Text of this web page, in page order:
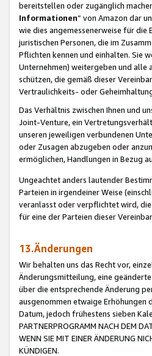
bereitstellen oder zugänglich
Informationen“ von Amazon dar
wie dies angemessenerweise für
juristischen Personen, die im
Pflichten kennen und einhalten. Sie
Unternehmen) weitergeben und alle
schützen, die gemäß dieser
Vertraulichkeits- oder
Das Verhältnis zwischen Ihnen und
Joint-Venture, ein
unseren jeweiligen verbundenen
oder Zusagen abzugeben oder
ermöglichen, Handlungen in Bezug
Ungeachtet anders lautender
Parteien in irgendeiner Weise
veranlasst oder verpflichtet wird,
für eine der Parteien dieser
13.Änderungen
Wir behalten uns das Recht vor,
Änderungsmitteilung, eine
über die entsprechende Änderung
ausgenommen etwaige
Datum, jedoch frühestens sieben
PARTNERPROGRAMM NACH DEM
WENN SIE MIT EINER ÄNDERUNG
KÜNDIGEN.